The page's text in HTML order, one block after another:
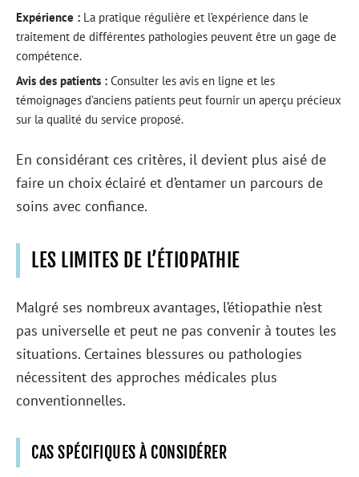
Expérience : La pratique régulière et l’expérience dans le
traitement de différentes pathologies peuvent être un gage de
compétence.
Avis des patients : Consulter les avis en ligne et les
témoignages d’anciens patients peut fournir un aperçu précieux
sur la qualité du service proposé.
En considérant ces critères, il devient plus aisé de
faire un choix éclairé et d’entamer un parcours de
soins avec confiance.
LES LIMITES DE L’ÉTIOPATHIE
Malgré ses nombreux avantages, l’étiopathie n’est
pas universelle et peut ne pas convenir à toutes les
situations. Certaines blessures ou pathologies
nécessitent des approches médicales plus
conventionnelles.
CAS SPÉCIFIQUES À CONSIDÉRER